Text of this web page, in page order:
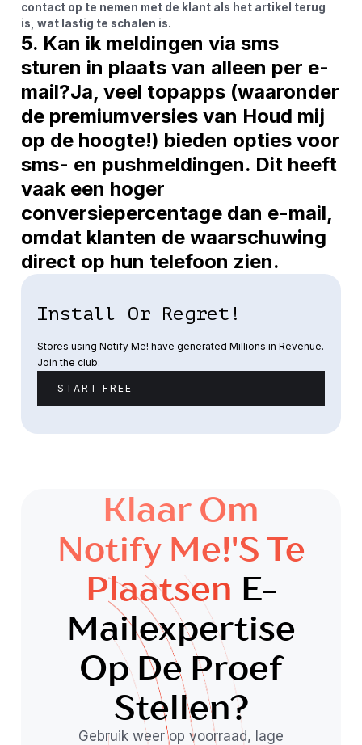
contact op te nemen met de klant als het artikel terug
is, wat lastig te schalen is.
5. Kan ik meldingen via sms
sturen in plaats van alleen per e-
mail?Ja, veel topapps (waaronder
de premiumversies van Houd mij
op de hoogte!) bieden opties voor
sms- en pushmeldingen. Dit heeft
vaak een hoger
conversiepercentage dan e-mail,
omdat klanten de waarschuwing
direct op hun telefoon zien.
Install Or Regret!
Stores using Notify Me! have generated Millions in Revenue.
Join the club:
START FREE
Klaar Om
Notify Me!'s Te
Plaatsen E-
Mailexpertise
Op De Proef
Stellen?
Gebruik weer op voorraad, lage